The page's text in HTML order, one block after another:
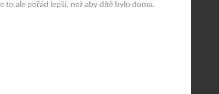
to ale pořád lepší, než aby dítě bylo doma.